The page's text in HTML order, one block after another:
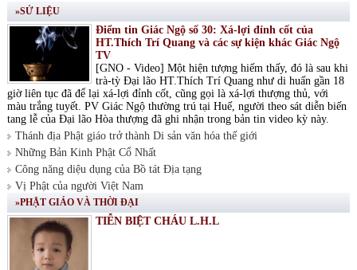
»SỬ LIỆU
Điểm tin Giác Ngộ số 30: Xá-lợi đỉnh cốt của
HT.Thích Trí Quang và các sự kiện khác Giác Ngộ
TV
[GNO - Video] Một hiện tượng hiếm thấy, đó là sau khi
trà-tỳ Đại lão HT.Thích Trí Quang như di huấn gần 18
giờ liên tục đã để lại xá-lợi đỉnh cốt, cũng gọi là xá-lợi thượng thủ, với
màu trắng tuyết. PV Giác Ngộ thường trú tại Huế, người theo sát diễn biến
tang lễ của Đại lão Hòa thượng đã ghi nhận trong bản tin video kỳ này.
Thánh địa Phật giáo trở thành Di sản văn hóa thế giới
Những Bản Kinh Phật Cổ Nhất
Công năng diệu dụng của Bồ tát Địa tạng
Vị Phật của người Việt Nam
»PHẬT GIÁO VÀ THỜI ĐẠI
TIỄN BIỆT CHÁU L.H.L